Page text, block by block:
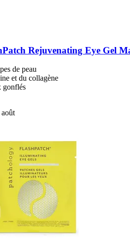
Rejuvenating Eye Gel
de peau
et du collagène
gonflés